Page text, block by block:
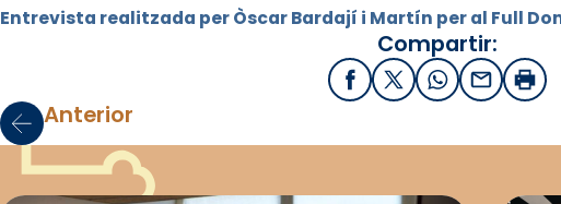
Entrevista realitzada per Òscar Bardají i Martín per al Full
Compartir:
FacebookX / Twitter
WhatsApp
Email
Anterior